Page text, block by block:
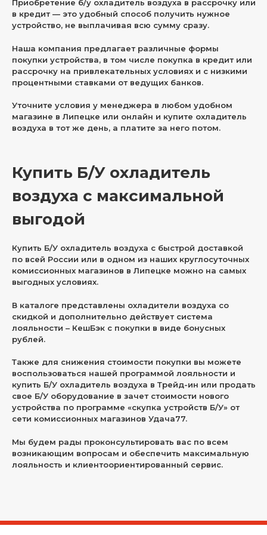
Приобретение б/у охладитель воздуха в рассрочку или
в кредит — это удобный способ получить нужное
устройство, не выплачивая всю сумму сразу.
Наша компания предлагает различные формы
покупки устройства, в том числе покупка в кредит или
рассрочку на привлекательных условиях и с низкими
процентными ставками от ведущих банков.
Уточните условия у менеджера в любом удобном
магазине в Липецке или онлайн и купите охладитель
воздуха в тот же день, а платите за него потом.
Купить Б/У охладитель
воздуха с максимальной
выгодой
Купить Б/У охладитель воздуха с быстрой доставкой
по всей России или в одном из наших круглосуточных
комиссионных магазинов в Липецке можно на самых
выгодных условиях.
В каталоге представлены охладители воздуха со
скидкой и дополнительно действует система
лояльности – КешБэк с покупки в виде бонусных
рублей.
Также для снижения стоимости покупки вы можете
воспользоваться нашей программой лояльности и
купить Б/У охладитель воздуха в Трейд-ин или продать
свое Б/У оборудование в зачет стоимости нового
устройства по программе «скупка устройств Б/У» от
сети комиссионных магазинов Удача77.
Мы будем рады проконсультировать вас по всем
возникающим вопросам и обеспечить максимальную
лояльность и клиентоориентированный сервис.